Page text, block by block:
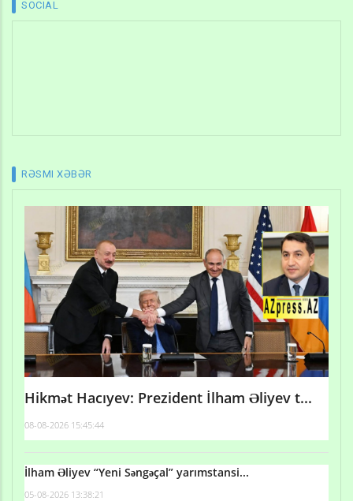
SOCIAL
RƏSMI XƏBƏR
Hikmət Hacıyev: Prezident İlham Əliyev t...
08-08-2026 15:45:44
İlham Əliyev “Yeni Səngəçal” yarımstansi...
05-08-2026 13:38:21